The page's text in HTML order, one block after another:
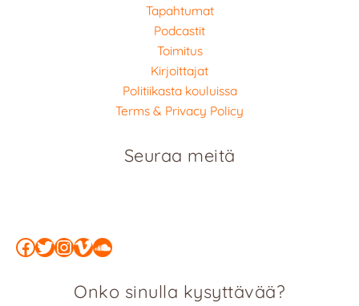
Tapahtumat
Podcastit
Toimitus
Kirjoittajat
Politiikasta kouluissa
Terms & Privacy Policy
Seuraa meitä
Facebook
Twitter
Instagram
Vimeo
SoundCloud
Onko sinulla kysyttävää?